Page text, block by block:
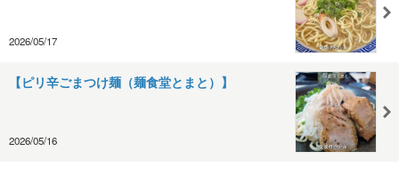
2026/05/17
【ピリ辛ごまつけ麺（麺食堂とまと）】
2026/05/16